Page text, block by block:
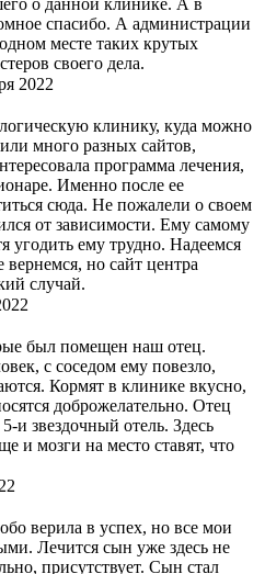
спасибо. А администрации
месте таких крутых
своего дела.
2022
клинику, куда можно
много разных сайтов,
программа лечения,
Именно после ее
сюда. Не пожалели о своем
от зависимости. Ему самому
угодить ему трудно. Надеемся
но сайт центра
случай.
был помещен наш отец.
с соседом ему повезло,
Кормят в клинике вкусно,
доброжелательно. Отец
и звездочный отель. Здесь
и мозги на место ставят, что
верила в успех, но все мои
Лечится сын уже здесь не
присутствует. Сын стал